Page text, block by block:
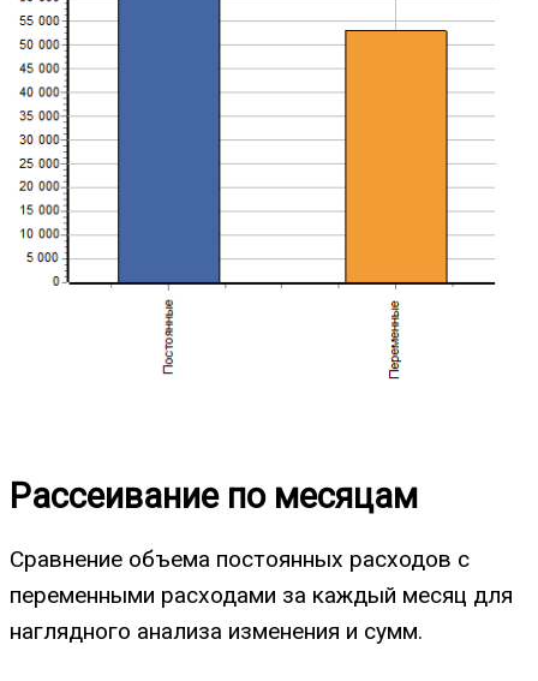
Рассеивание по месяцам
Сравнение объема постоянных расходов с
переменными расходами за каждый месяц для
наглядного анализа изменения и сумм.